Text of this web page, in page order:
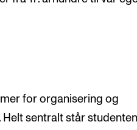
for organisering og
sentralt står